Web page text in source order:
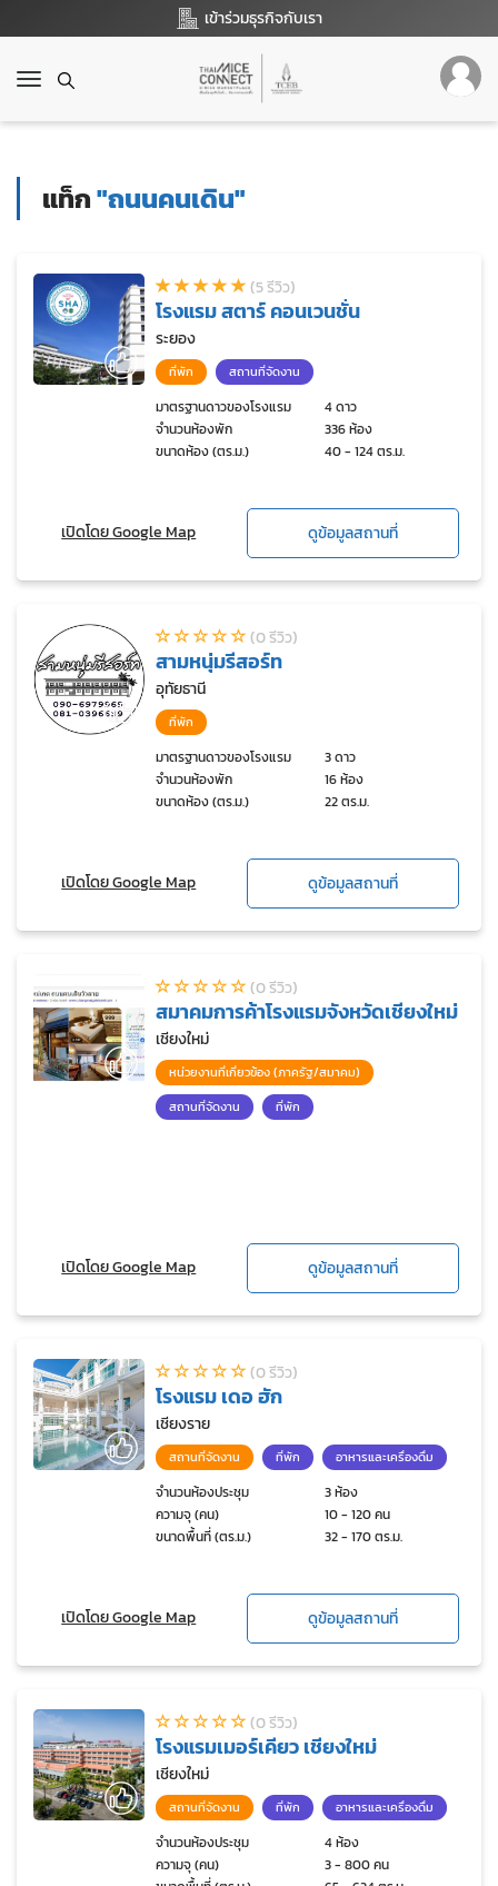
เข้าร่วมธุรกิจกับเรา
T
g
v
แท็ก"ถนนคนเดิน"
(5 รีวิว)
โรงแรม สตาร์ คอนเวนชั่น
ระยอง
ที่พัก สถานที่จัดงาน
มาตรฐานดาวของโรงแรม
4 ดาว
จำนวนห้องพัก
336 ห้อง
ขนาดห้อง (ตร.ม.)
40 - 124 ตร.ม.
เปิดโดย Google Map ดูข้อมูลสถานที่
(0 รีวิว)
สามหนุ่มรีสอร์ท
อุทัยธานี
ที่พัก
มาตรฐานดาวของโรงแรม
3 ดาว
จำนวนห้องพัก
16 ห้อง
ขนาดห้อง (ตร.ม.)
22 ตร.ม.
เปิดโดย Google Map ดูข้อมูลสถานที่
(0 รีวิว)
สมาคมการค้าโรงแรมจังหวัดเชียงใหม่
เชียงใหม่
หน่วยงานที่เกี่ยวข้อง (ภาครัฐ/สมาคม)
สถานที่จัดงาน
ที่พัก
เปิดโดย Google Map ดูข้อมูลสถานที่
(0 รีวิว)
โรงแรม เดอ ฮัก
เชียงราย
สถานที่จัดงาน ที่พัก อาหารและเครื่องดื่ม
จำนวนห้องประชุม
3 ห้อง
ความจุ (คน)
10 - 120 คน
ขนาดพื้นที่ (ตร.ม.)
32 - 170 ตร.ม.
เปิดโดย Google Map ดูข้อมูลสถานที่
(0 รีวิว)
โรงแรมเมอร์เคียว เชียงใหม่
เชียงใหม่
สถานที่จัดงาน ที่พัก อาหารและเครื่องดื่ม
จำนวนห้องประชุม
4 ห้อง
ความจุ (คน)
3 - 800 คน